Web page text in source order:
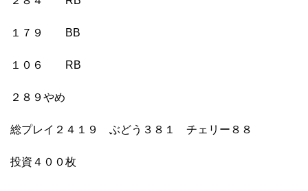
１７９ BB
１０６ RB
２８９やめ
総プレイ２４１９ ぶどう３８１ チェリー８８
投資４００枚